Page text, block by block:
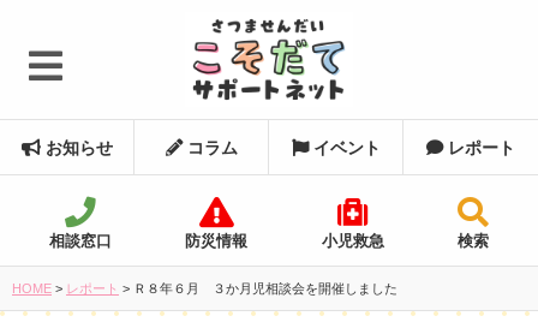
お知らせ コラム イベント レポート
相談窓口 防災情報 小児救急 検索
HOME > レポート > Ｒ８年６月 ３か月児相談会を開催しました